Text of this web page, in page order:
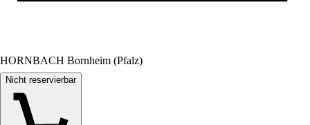
HORNBACH Bornheim (Pfalz)
Nicht reservierbar